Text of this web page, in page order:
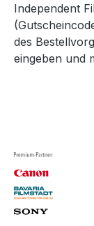
Independent
des
eingeben und